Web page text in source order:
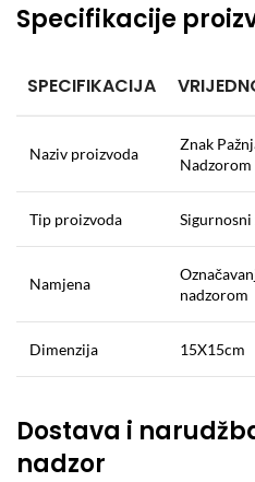
Specifikacije
SPECIFIKACIJA
Naziv proizvoda
Znak
Tip proizvoda Sigurnosni
Namjena
nadzorom
Dimenzija 15X15cm
Dostava i
nadzor